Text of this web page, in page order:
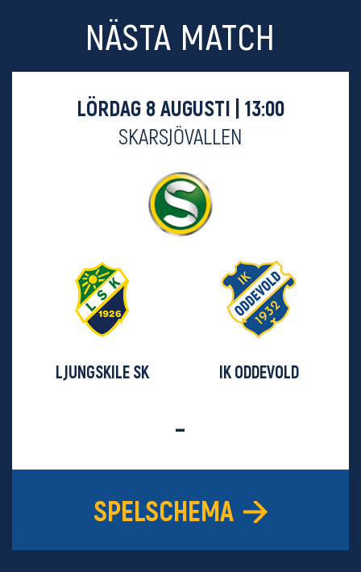
NÄSTA MATCH
LÖRDAG 8 AUGUSTI | 13:00
SKARSJÖVALLEN
LJUNGSKILE SK IK ODDEVOLD
-
SPELSCHEMA